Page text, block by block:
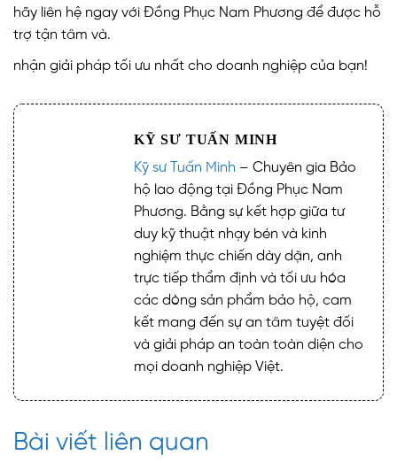
hãy liên hệ ngay với Đồng Phục Nam Phương để được hỗ
trợ tận tâm và.
nhận giải pháp tối ưu nhất cho doanh nghiệp của bạn!
KỸ SƯ TUẤN MINH
Kỹ sư Tuấn Minh – Chuyên gia Bảo
hộ lao động tại Đồng Phục Nam
Phương. Bằng sự kết hợp giữa tư
duy kỹ thuật nhạy bén và kinh
nghiệm thực chiến dày dặn, anh
trực tiếp thẩm định và tối ưu hóa
các dòng sản phẩm bảo hộ, cam
kết mang đến sự an tâm tuyệt đối
và giải pháp an toàn toàn diện cho
mọi doanh nghiệp Việt.
Bài viết liên quan